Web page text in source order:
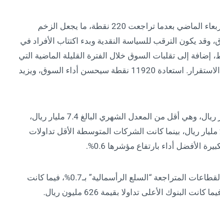
ولم يعوض ارتفاع جلستين ما فقدته السوق الأربعاء الماضي بعدما تراجعت 220 نقطة، ما يجعل الزخم
يكون الترقب للسياسة النقدية وبدء اكتتاب الأفراد في
إلى تقلبات السوق خلال الفترة القليلة الماضية التي
أسهمت في تحفظ متعاملين عن التداول لحين الاستقرار. استعادة 11920 نقطة سيحسن أداء السوق، ويزيد
وتراجعت قيم التداول 36% لتصل إلى 4.1 مليار ريال، وهي أقل من المعدل الشهري البالغ 7.4 مليار ريال،
وكان الأعلى تداولا الشركات الصغيرة بنحو 2.2 مليار ريال، بينما كانت الشركات المتوسطة الأقل تداولات
وتراجع 3 قطاعات مقابل ارتفاع البقية، تصدر القطاعات المتراجعة “السلع الرأسمالية” بـ0.7%، فيما كانت